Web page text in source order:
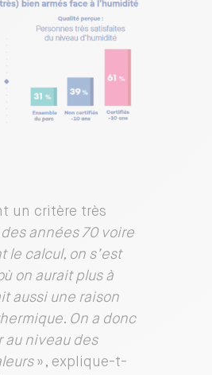
un critère très
années 70 voire
le calcul, on s’est
on aurait plus à
aussi une raison
On a donc
au niveau des
», explique-t-